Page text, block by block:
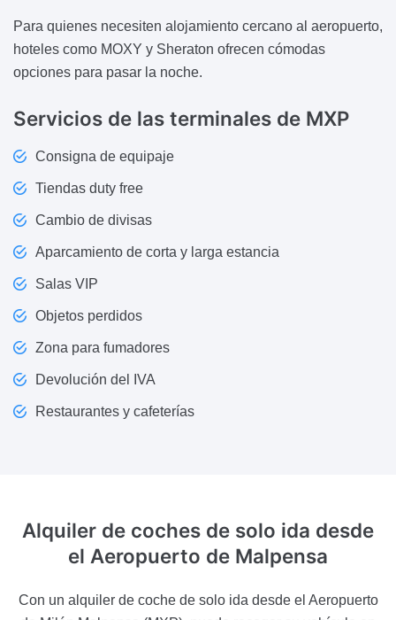
Para quienes necesiten alojamiento cercano al aeropuerto,
hoteles como MOXY y Sheraton ofrecen cómodas
opciones para pasar la noche.
Servicios de las terminales de MXP
Consigna de equipaje
Tiendas duty free
Cambio de divisas
Aparcamiento de corta y larga estancia
Salas VIP
Objetos perdidos
Zona para fumadores
Devolución del IVA
Restaurantes y cafeterías
Alquiler de coches de solo ida desde
el Aeropuerto de Malpensa
Con un alquiler de coche de solo ida desde el Aeropuerto